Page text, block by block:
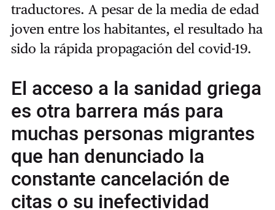
traductores. A pesar de la media de edad
joven entre los habitantes, el resultado ha
sido la rápida propagación del covid-19.
El acceso a la sanidad griega
es otra barrera más para
muchas personas migrantes
que han denunciado la
constante cancelación de
citas o su inefectividad